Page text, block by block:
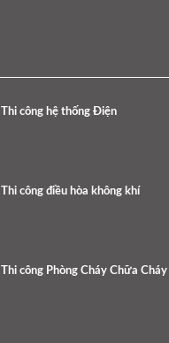
Thi công hệ thống Điện
Thi công điều hòa không khí
Thi công Phòng Cháy Chữa Cháy